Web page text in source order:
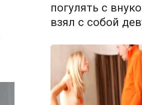
погулять с
взял с собой